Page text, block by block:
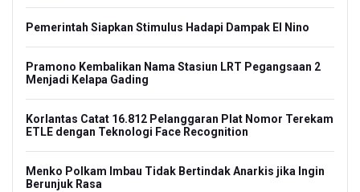
Pemerintah Siapkan Stimulus Hadapi Dampak El Nino
Pramono Kembalikan Nama Stasiun LRT Pegangsaan 2
Menjadi Kelapa Gading
Korlantas Catat 16.812 Pelanggaran Plat Nomor Terekam
ETLE dengan Teknologi Face Recognition
Menko Polkam Imbau Tidak Bertindak Anarkis jika Ingin
Berunjuk Rasa